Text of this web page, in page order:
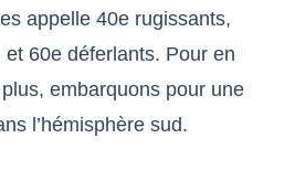
appelle 40e rugissants,
et 60e déferlants. Pour en
embarquons pour une
l’hémisphère sud.